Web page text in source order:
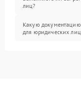
лиц?
Какую документацию
для юридических